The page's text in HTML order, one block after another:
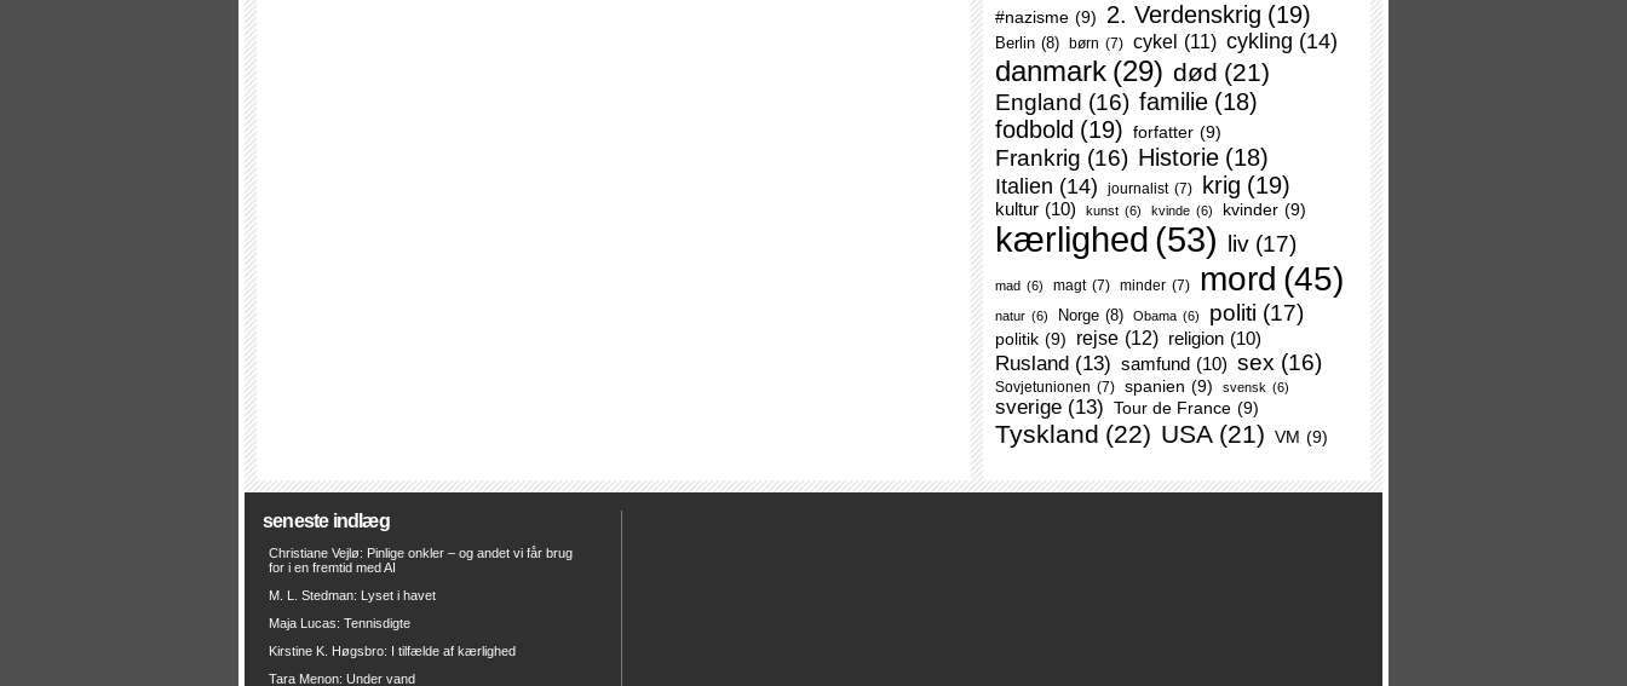
#nazisme (9) 2. Verdenskrig (19)
Berlin (8) børn (7) cykel (11) cykling (14)
danmark (29) død (21)
England (16) familie (18)
fodbold (19) forfatter (9)
Frankrig (16) Historie (18)
Italien (14) journalist (7) krig (19)
kultur (10) kunst (6) kvinde (6) kvinder (9)
kærlighed (53) liv (17)
mad (6) magt (7) minder (7) mord (45)
natur (6) Norge (8) Obama (6) politi (17)
politik (9) rejse (12) religion (10)
Rusland (13) samfund (10) sex (16)
Sovjetunionen (7) spanien (9) svensk (6)
sverige (13) Tour de France (9)
Tyskland (22) USA (21) VM (9)
seneste indlæg
Christiane Vejlø: Pinlige onkler – og andet vi får brug
for i en fremtid med AI
M. L. Stedman: Lyset i havet
Maja Lucas: Tennisdigte
Kirstine K. Høgsbro: I tilfælde af kærlighed
Tara Menon: Under vand